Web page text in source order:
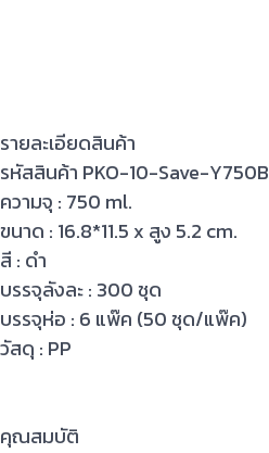
รายละเอียดสินค้า
รหัสสินค้า PKO-10-Save-Y750B
ความจุ : 750 ml.
ขนาด : 16.8*11.5 x สูง 5.2 cm.
สี : ดำ
บรรจุลังละ : 300 ชุด
บรรจุห่อ : 6 แพ๊ค (50 ชุด/แพ๊ค)
วัสดุ : PP
คุณสมบัติ